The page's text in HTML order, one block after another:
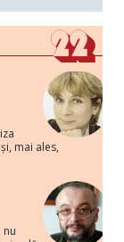
mai ales,